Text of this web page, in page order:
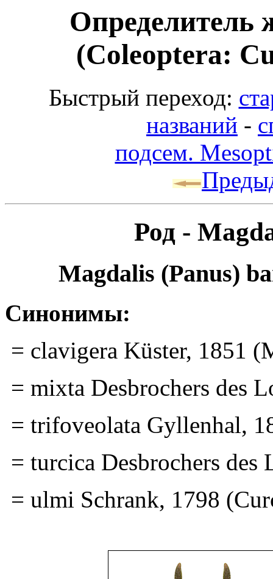
Определитель
(Coleoptera:
Быстрый переход:
названий -
подсем.
Род -
Magdalis (Panus)
Синонимы:
= clavigera Küster, 1851
= mixta Desbrochers des
= trifoveolata Gyllenhal,
= turcica Desbrochers
= ulmi Schrank, 1798